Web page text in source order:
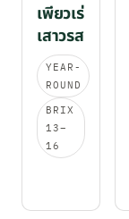
เพียวเร่
เสาวรส
YEAR-
ROUND
BRIX
13–
16